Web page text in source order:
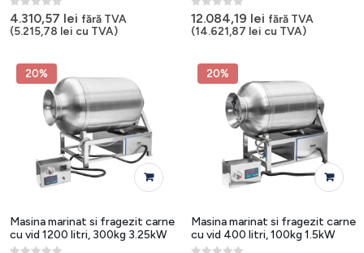
0out of 5
4.310,57 lei fără TVA
(5.215,78 lei cu TVA)
0out of 5
12.084,19 lei fără TVA
(14.621,87 lei cu TVA)
20%
Masina marinat si fragezit carne
cu vid 1200 litri, 300kg 3.25kW
20%
Masina marinat si fragezit carne
cu vid 400 litri, 100kg 1.5kW